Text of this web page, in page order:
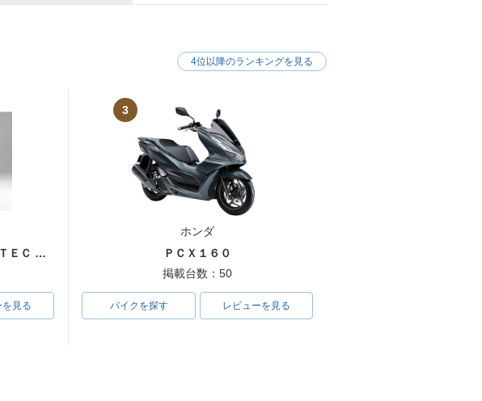
ＣＢ４００Ｓｕｐｅｒ Ｆｏｕｒ ＶＴＥＣ ＳＰＥＣ３
を見る
3
ホンダ
ＰＣＸ１６０
掲載台数：50
バイクを探す レビューを見る
4位以降のランキングを見る